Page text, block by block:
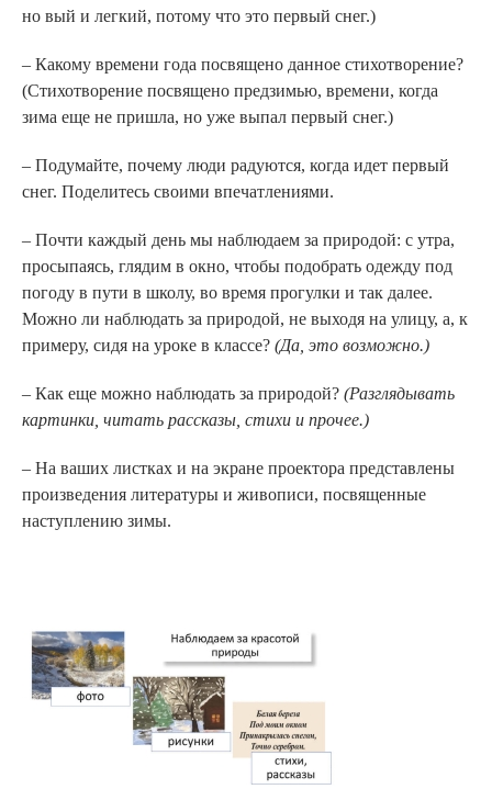
но вый и легкий, потому что это первый снег.)
– Какому времени года посвящено данное стихотворение?
(Стихотворение посвящено предзимью, времени, когда
зима еще не пришла, но уже выпал первый снег.)
– Подумайте, почему люди радуются, когда идет первый
снег. Поделитесь своими впечатлениями.
– Почти каждый день мы наблюдаем за природой: с утра,
просыпаясь, глядим в окно, чтобы подобрать одежду под
погоду в пути в школу, во время прогулки и так далее.
Можно ли наблюдать за природой, не выходя на улицу, а, к
примеру, сидя на уроке в классе? (Да, это возможно.)
– Как еще можно наблюдать за природой? (Разглядывать
картинки, читать рассказы, стихи и прочее.)
– На ваших листках и на экране проектора представлены
произведения литературы и живописи, посвященные
наступлению зимы.